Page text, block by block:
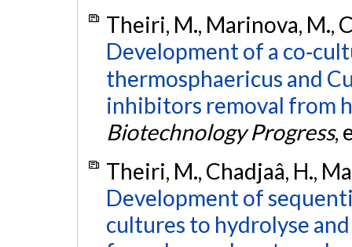
Theiri, M., Marinova, M.,
Development of a
thermosphaericus and
inhibitors removal from
Biotechnology Progress,
Theiri, M., Chadjaâ, H.,
Development of
cultures to hydrolyse